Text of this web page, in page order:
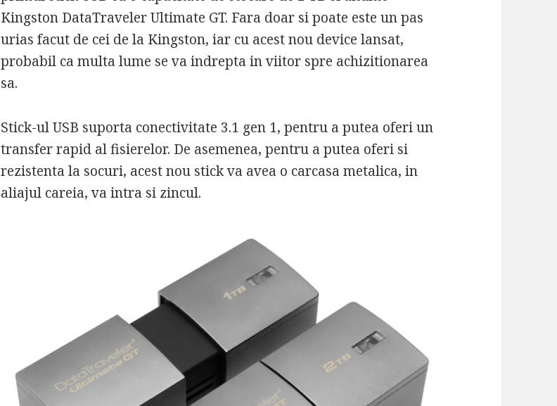
Kingston DataTraveler Ultimate GT. Fara doar si poate este un pas
urias facut de cei de la Kingston, iar cu acest nou device lansat,
probabil ca multa lume se va indrepta in viitor spre achizitionarea
sa.
Stick-ul USB suporta conectivitate 3.1 gen 1, pentru a putea oferi un
transfer rapid al fisierelor. De asemenea, pentru a putea oferi si
rezistenta la socuri, acest nou stick va avea o carcasa metalica, in
aliajul careia, va intra si zincul.